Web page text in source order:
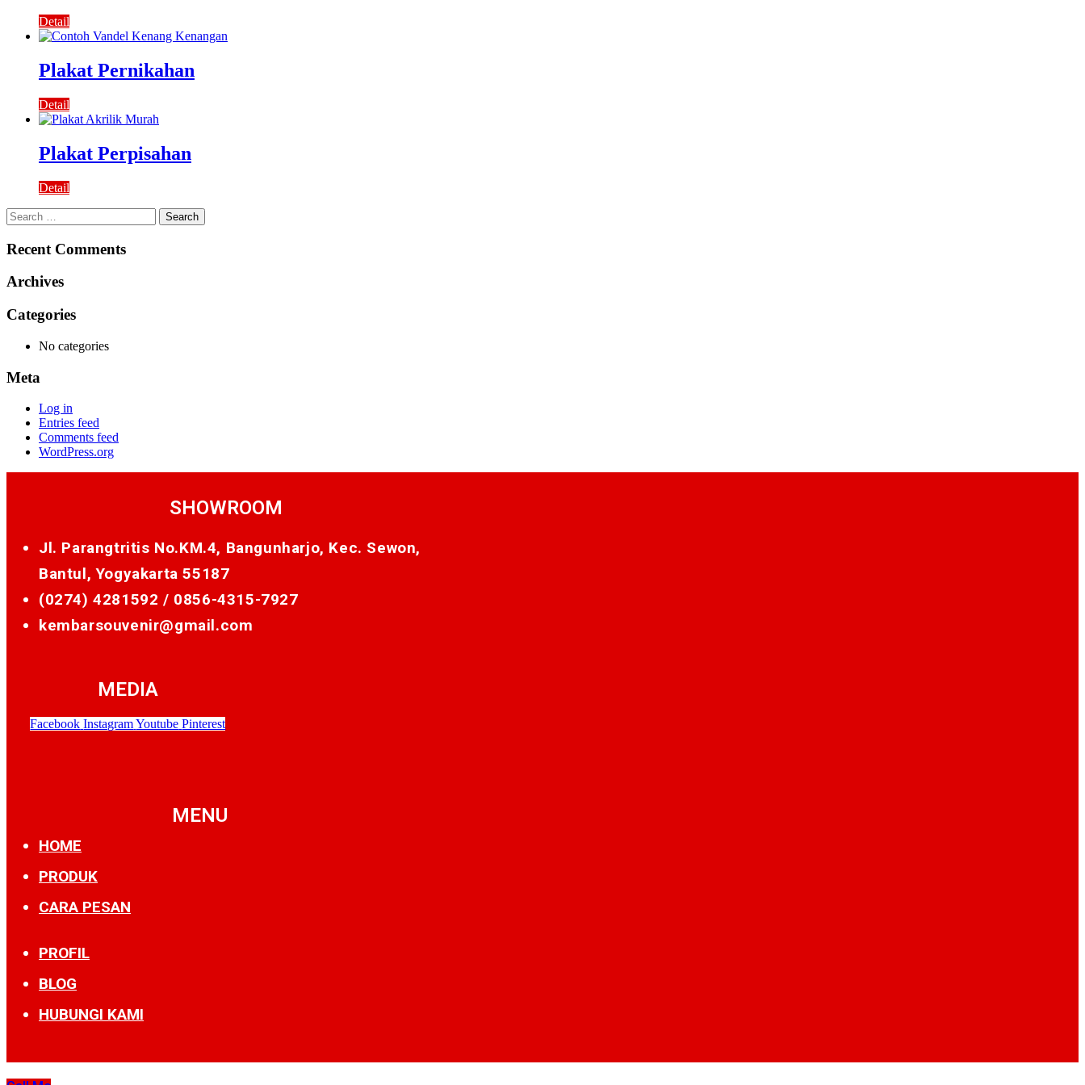
Detail
Plakat Pernikahan
Detail
Plakat Perpisahan
Detail
Search
for:
Recent Comments
Archives
Categories
No categories
Meta
Log in
Entries feed
Comments feed
WordPress.org
SHOWROOM
Jl. Parangtritis No.KM.4, Bangunharjo, Kec. Sewon,
Bantul, Yogyakarta 55187
(0274) 4281592 / 0856-4315-7927
kembarsouvenir@gmail.com
MEDIA
Facebook Instagram Youtube Pinterest
MENU
HOME
PRODUK
CARA PESAN
PROFIL
BLOG
HUBUNGI KAMI